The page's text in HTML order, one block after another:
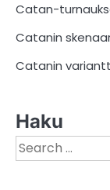
Catan-
Catanin
Catanin
Haku
Search
for: